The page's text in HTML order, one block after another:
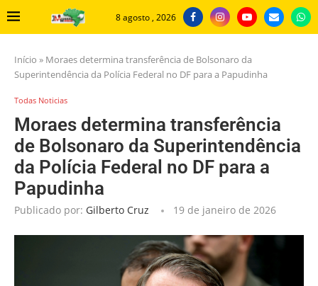
8 agosto , 2026
Início » Moraes determina transferência de Bolsonaro da
Superintendência da Polícia Federal no DF para a Papudinha
Todas Noticias
Moraes determina transferência
de Bolsonaro da Superintendência
da Polícia Federal no DF para a
Papudinha
Publicado por: Gilberto Cruz 19 de janeiro de 2026